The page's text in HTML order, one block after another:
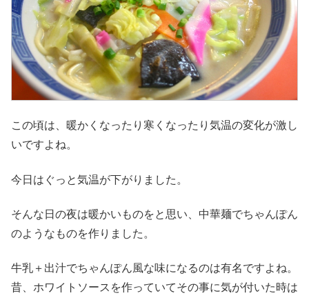
この頃は、暖かくなったり寒くなったり気温の変化が激し
いですよね。
今日はぐっと気温が下がりました。
そんな日の夜は暖かいものをと思い、中華麺でちゃんぽん
のようなものを作りました。
牛乳＋出汁でちゃんぽん風な味になるのは有名ですよね。
昔、ホワイトソースを作っていてその事に気が付いた時は